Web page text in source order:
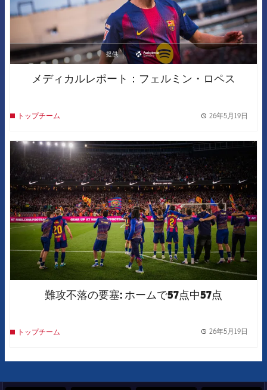
提供
asistencia
メディカルレポート：フェルミン・ロペス
トップチーム 26年5月19日
FCB Barcelona badge
難攻不落の要塞: ホームで57点中57点
トップチーム 26年5月19日